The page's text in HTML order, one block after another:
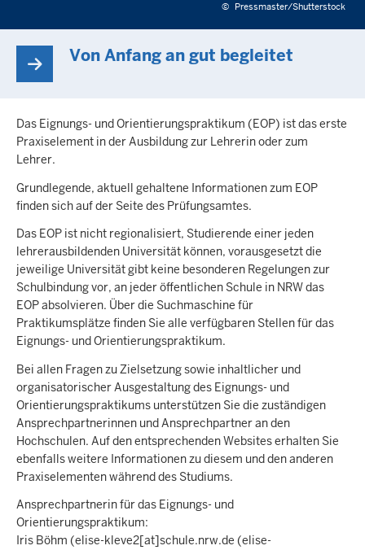
© Pressmaster/Shutterstock
Von Anfang an gut begleitet
Das Eignungs- und Orientierungspraktikum (EOP) ist das erste
Praxiselement in der Ausbildung zur Lehrerin oder zum
Lehrer.
Grundlegende, aktuell gehaltene Informationen zum EOP
finden sich auf der Seite des Prüfungsamtes.
Das EOP ist nicht regionalisiert, Studierende einer jeden
lehrerausbildenden Universität können, vorausgesetzt die
jeweilige Universität gibt keine besonderen Regelungen zur
Schulbindung vor, an jeder öffentlichen Schule in NRW das
EOP absolvieren. Über die Suchmaschine für
Praktikumsplätze finden Sie alle verfügbaren Stellen für das
Eignungs- und Orientierungspraktikum.
Bei allen Fragen zu Zielsetzung sowie inhaltlicher und
organisatorischer Ausgestaltung des Eignungs- und
Orientierungspraktikums unterstützen Sie die zuständigen
Ansprechpartnerinnen und Ansprechpartner an den
Hochschulen. Auf den entsprechenden Websites erhalten Sie
ebenfalls weitere Informationen zu diesem und den anderen
Praxiselementen während des Studiums.
Ansprechpartnerin für das Eignungs- und
Orientierungspraktikum:
Iris Böhm (elise-kleve2[at]schule.nrw.de (elise-